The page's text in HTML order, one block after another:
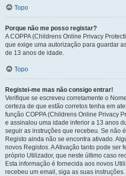
Topo
Porque não me posso registar?
A COPPA (Childrens Online Privacy
que exige uma autorização para guardar
de 13 anos de idade.
Topo
Registei-me mas não consigo entrar!
Verifique se escreveu corretamente o
certeza de que estão corretos tenha em
função COPPA (Childrens Online Privacy
e assinalou uma idade inferior a 13 anos
seguir as instruções que recebeu. Se não
Registo ainda não se encontra ativado.
novos Registos. A Ativação tanto pode ser
próprio Utilizador, que neste último caso
Esta informação é fornecida aos novos
recebeu um email, siga as suas